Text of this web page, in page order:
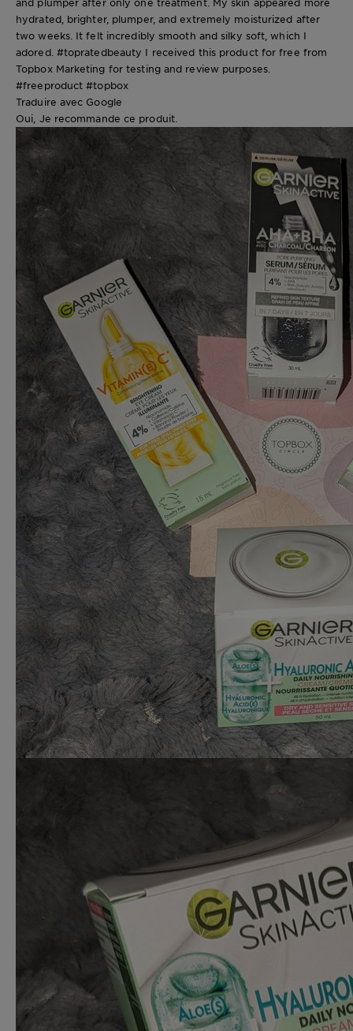
hydrated, brighter, plumper, and extremely moisturized after
two weeks. It felt incredibly smooth and silky soft, which I
adored. #topratedbeauty I received this product for free from
Topbox Marketing for testing and review purposes.
#freeproduct #topbox
Traduire avec Google
Oui, Je recommande ce produit.